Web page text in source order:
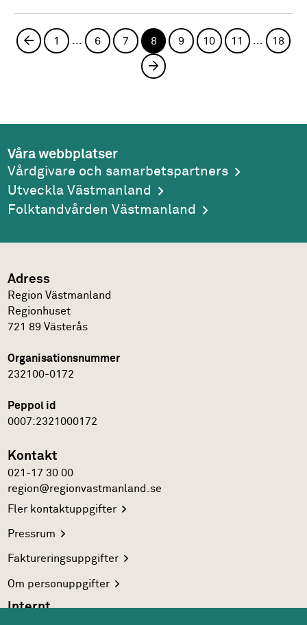
Föregående sida
1 ... 6 7 8 9 10 11 ... 18
Nästa sida
Våra webbplatser
Vårdgivare och samarbetspartners
Utveckla Västmanland
Folktandvården Västmanland
Adress
Region Västmanland
Regionhuset
721 89 Västerås
Organisationsnummer
232100-0172
Peppol id
0007:2321000172
Kontakt
021-17 30 00
region@regionvastmanland.se
Flerkontaktuppgifter
Pressrum
Faktureringsuppgifter
Om personuppgifter
Internt